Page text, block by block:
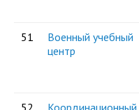
51
Военный учебный
центр